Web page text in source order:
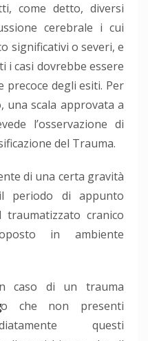
come detto, diversi
cerebrale i cui
significativi o severi, e
i casi dovrebbe essere
degli esiti. Per
una scala approvata a
l’osservazione di
del Trauma.
di una certa gravità
periodo di appunto
traumatizzato cranico
in ambiente
caso di un trauma
che non presenti
questi